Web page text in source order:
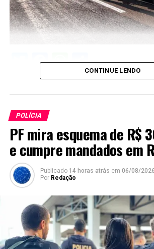
Twitter
Facebook
WhatsApp
Share
CONTINUE LENDO
POLÍCIA
PF mira esquema de R$
e cumpre mandados em
Publicado 14 horas atrás em 06/08/2026
Por Redação